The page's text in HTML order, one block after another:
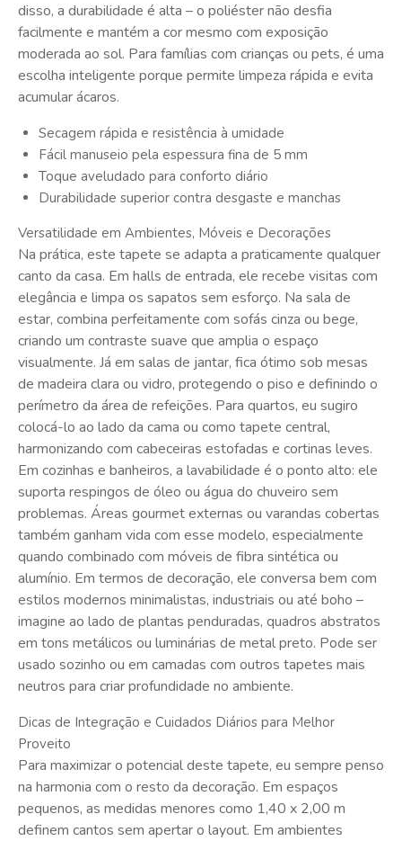
disso, a durabilidade é alta – o poliéster não desfia
facilmente e mantém a cor mesmo com exposição
moderada ao sol. Para famílias com crianças ou pets, é uma
escolha inteligente porque permite limpeza rápida e evita
acumular ácaros.
Secagem rápida e resistência à umidade
Fácil manuseio pela espessura fina de 5 mm
Toque aveludado para conforto diário
Durabilidade superior contra desgaste e manchas
Versatilidade em Ambientes, Móveis e Decorações
Na prática, este tapete se adapta a praticamente qualquer
canto da casa. Em halls de entrada, ele recebe visitas com
elegância e limpa os sapatos sem esforço. Na sala de
estar, combina perfeitamente com sofás cinza ou bege,
criando um contraste suave que amplia o espaço
visualmente. Já em salas de jantar, fica ótimo sob mesas
de madeira clara ou vidro, protegendo o piso e definindo o
perímetro da área de refeições. Para quartos, eu sugiro
colocá-lo ao lado da cama ou como tapete central,
harmonizando com cabeceiras estofadas e cortinas leves.
Em cozinhas e banheiros, a lavabilidade é o ponto alto: ele
suporta respingos de óleo ou água do chuveiro sem
problemas. Áreas gourmet externas ou varandas cobertas
também ganham vida com esse modelo, especialmente
quando combinado com móveis de fibra sintética ou
alumínio. Em termos de decoração, ele conversa bem com
estilos modernos minimalistas, industriais ou até boho –
imagine ao lado de plantas penduradas, quadros abstratos
em tons metálicos ou luminárias de metal preto. Pode ser
usado sozinho ou em camadas com outros tapetes mais
neutros para criar profundidade no ambiente.
Dicas de Integração e Cuidados Diários para Melhor
Proveito
Para maximizar o potencial deste tapete, eu sempre penso
na harmonia com o resto da decoração. Em espaços
pequenos, as medidas menores como 1,40 x 2,00 m
definem cantos sem apertar o layout. Em ambientes